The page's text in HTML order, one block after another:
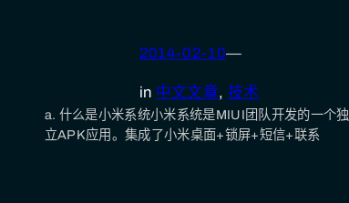
2014-02-10—
in 中文文章, 技术
a. 什么是小米系统小米系统是MIUI团队开发的一个独
立APK应用。集成了小米桌面+锁屏+短信+联系